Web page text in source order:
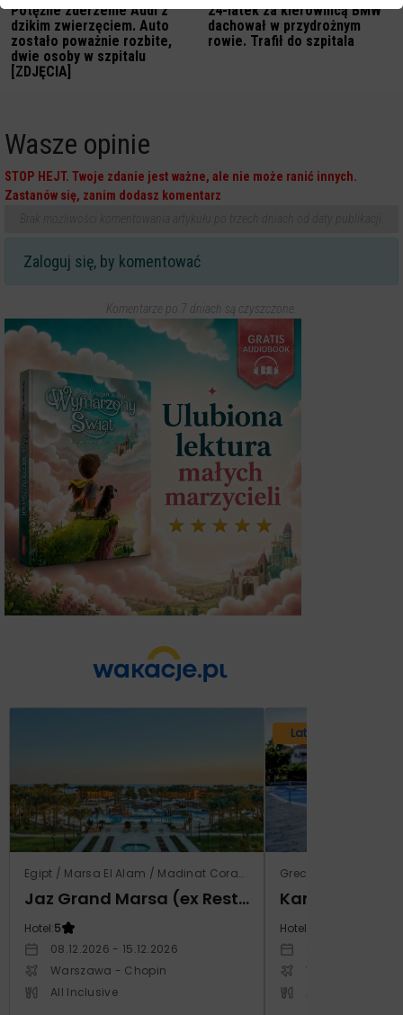
Potężne zderzenie Audi z
dzikim zwierzęciem. Auto
zostało poważnie rozbite,
dwie osoby w szpitalu
[ZDJĘCIA]
24-latek za kierownicą BMW
dachował w przydrożnym
rowie. Trafił do szpitala
Wasze opinie
STOP HEJT. Twoje zdanie jest ważne, ale nie może ranić innych.
Zastanów się, zanim dodasz komentarz
Zaloguj się, by komentować
Komentarze po 7 dniach są czyszczone.
Egipt / Marsa El Alam / Madinat Coraya
Jaz Grand Marsa (ex Resta Grand Resort)
Hotel:5
08.12.2026 - 15.12.2026
Warszawa - Chopin
All Inclusive
Lato 2026
Grecja / Samos /
Kampos
Hotel:
Warszawa -